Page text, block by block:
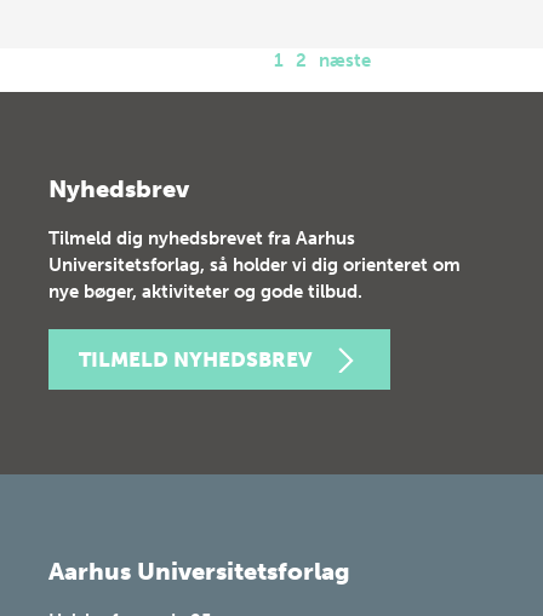
1 2 næste
Nyhedsbrev
Tilmeld dig nyhedsbrevet fra Aarhus
Universitetsforlag, så holder vi dig orienteret om
nye bøger, aktiviteter og gode tilbud.
TILMELD NYHEDSBREV
Aarhus Universitetsforlag